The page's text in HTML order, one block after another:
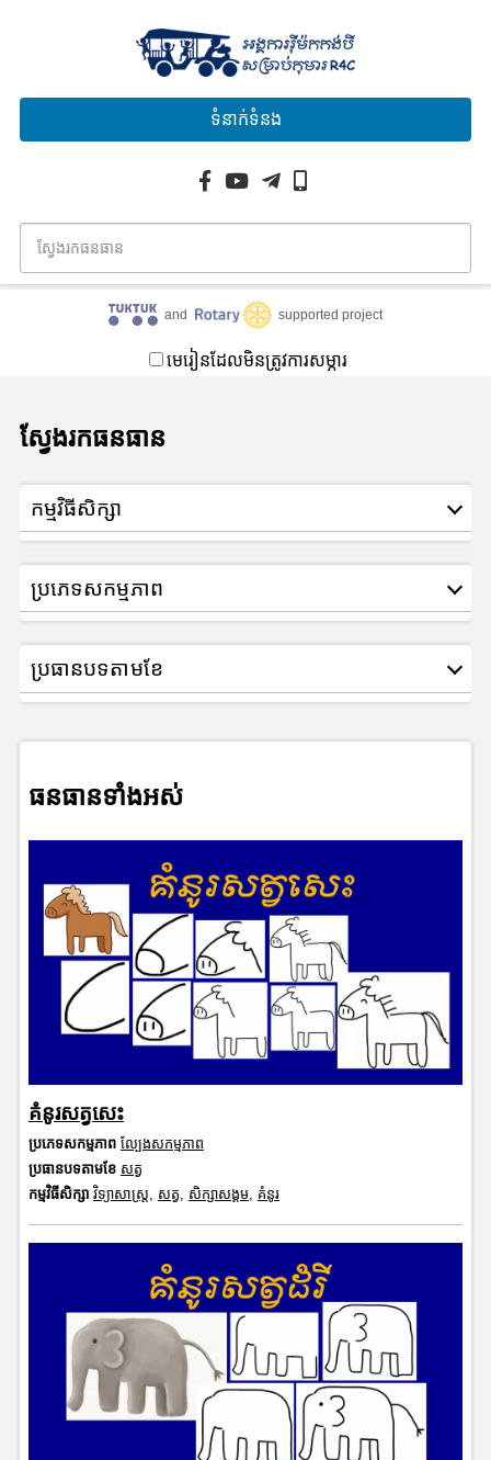
ទំនាក់ទំនង
and supported project
មេរៀនដែលមិនត្រូវការសម្ភារ
ស្វែងរកធនធាន
កម្មវិធីសិក្សា
ប្រភេទសកម្មភាព
ប្រធានបទតាមខែ
ធនធានទាំងអស់
គំនូរសត្វសេះ
ប្រភេទសកម្មភាព ល្បែងសកម្មភាព
ប្រធានបទតាមខែ សត្វ
កម្មវិធីសិក្សា វិទ្យាសាស្រ្ត, សត្វ, សិក្សាសង្គម, គំនូរ